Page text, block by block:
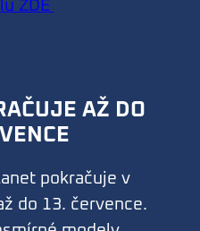
ZDE
AŽ DO
pokračuje v
do 13. července.